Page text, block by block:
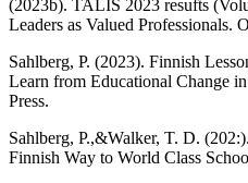
(2023b). TALIS 2023 resufts
Leaders as Valued Professionals.
Sahlberg, P. (2023). Finnish
Learn from Educational Change
Press.
Sahlberg, P.,&Walker, T. D.
Finnish Way to World Class